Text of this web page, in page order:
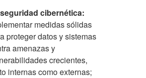
cibernética:
medidas sólidas
proteger datos y sistemas
amenazas y
crecientes,
internas como externas;